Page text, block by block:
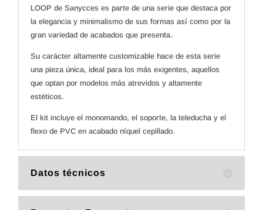
LOOP de Sanycces es parte de una serie que destaca por
la elegancia y minimalismo de sus formas así como por la
gran variedad de acabados que presenta.
Su carácter altamente customizable hace de esta serie
una pieza única, ideal para los más exigentes, aquellos
que optan por modelos más atrevidos y altamente
estéticos.
El kit incluye el monomando, el soporte, la teleducha y el
flexo de PVC en acabado níquel cepillado.
Datos técnicos